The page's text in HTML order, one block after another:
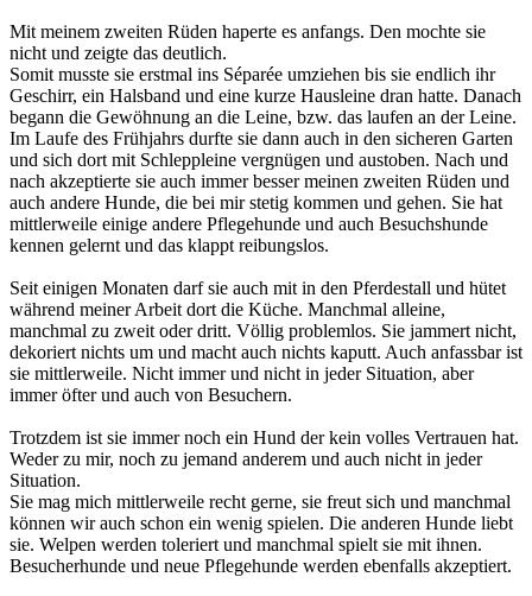
Mit meinem zweiten Rüden haperte es anfangs. Den mochte sie
nicht und zeigte das deutlich.
Somit musste sie erstmal ins Séparée umziehen bis sie endlich ihr
Geschirr, ein Halsband und eine kurze Hausleine dran hatte. Danach
begann die Gewöhnung an die Leine, bzw. das laufen an der Leine.
Im Laufe des Frühjahrs durfte sie dann auch in den sicheren Garten
und sich dort mit Schleppleine vergnügen und austoben. Nach und
nach akzeptierte sie auch immer besser meinen zweiten Rüden und
auch andere Hunde, die bei mir stetig kommen und gehen. Sie hat
mittlerweile einige andere Pflegehunde und auch Besuchshunde
kennen gelernt und das klappt reibungslos.
Seit einigen Monaten darf sie auch mit in den Pferdestall und hütet
während meiner Arbeit dort die Küche. Manchmal alleine,
manchmal zu zweit oder dritt. Völlig problemlos. Sie jammert nicht,
dekoriert nichts um und macht auch nichts kaputt. Auch anfassbar ist
sie mittlerweile. Nicht immer und nicht in jeder Situation, aber
immer öfter und auch von Besuchern.
Trotzdem ist sie immer noch ein Hund der kein volles Vertrauen hat.
Weder zu mir, noch zu jemand anderem und auch nicht in jeder
Situation.
Sie mag mich mittlerweile recht gerne, sie freut sich und manchmal
können wir auch schon ein wenig spielen. Die anderen Hunde liebt
sie. Welpen werden toleriert und manchmal spielt sie mit ihnen.
Besucherhunde und neue Pflegehunde werden ebenfalls akzeptiert.